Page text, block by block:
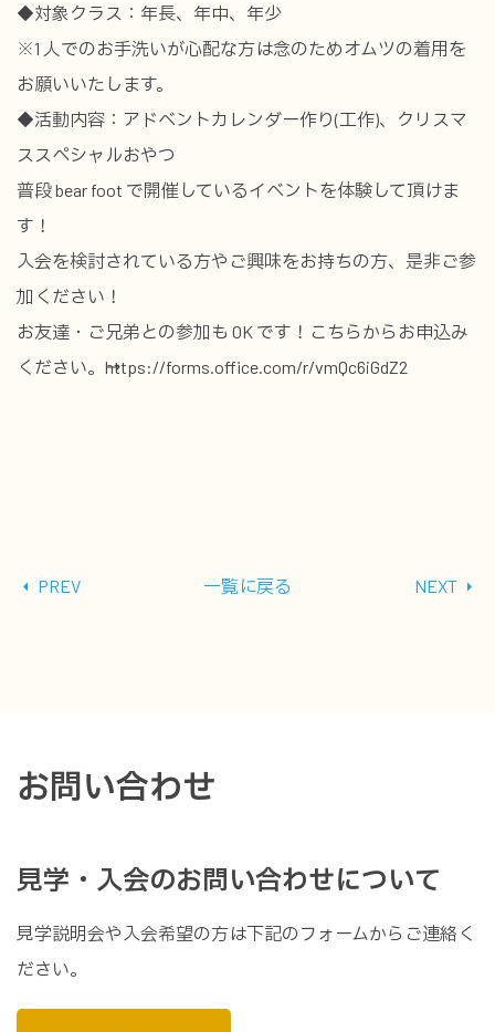
◆対象クラス：年長、年中、年少
※1 人でのお手洗いが心配な方は念のためオムツの着用を
お願いいたします。
◆活動内容：アドベントカレンダー作り(工作)、クリスマ
ススペシャルおやつ
普段 bear foot で開催しているイベントを体験して頂けま
す！
入会を検討されている方やご興味をお持ちの方、是非ご参
加ください！
お友達・ご兄弟との参加も OK です！こちらからお申込み
ください。→https://forms.office.com/r/vmQc6iGdZ2
PREV 一覧に戻る NEXT
お問い合わせ
見学・入会のお問い合わせについて
見学説明会や入会希望の方は下記のフォームからご連絡く
ださい。